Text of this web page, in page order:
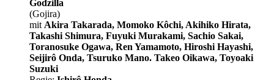
Godzilla
(Gojira)
mit Akira Takarada, Momoko Kôchi, Akihiko Hirata,
Takashi Shimura, Fuyuki Murakami, Sachio Sakai,
Toranosuke Ogawa, Ren Yamamoto, Hiroshi Hayashi,
Seijirô Onda, Tsuruko Mano. Takeo Oikawa, Toyoaki
Suzuki